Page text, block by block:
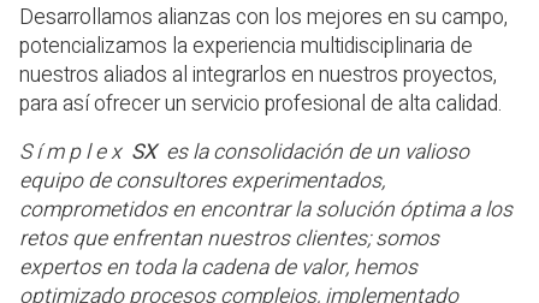
Desarrollamos alianzas con los mejores en su campo,
potencializamos la experiencia multidisciplinaria de
nuestros aliados al integrarlos en nuestros proyectos,
para así ofrecer un servicio profesional de alta calidad.
S í m p l e x S​X​ es la consolidación de un valioso
equipo de consultores experimentados,
comprometidos en encontrar la solución óptima a los
retos que enfrentan nuestros clientes; somos
expertos en toda la cadena de valor, hemos
optimizado procesos complejos, implementado